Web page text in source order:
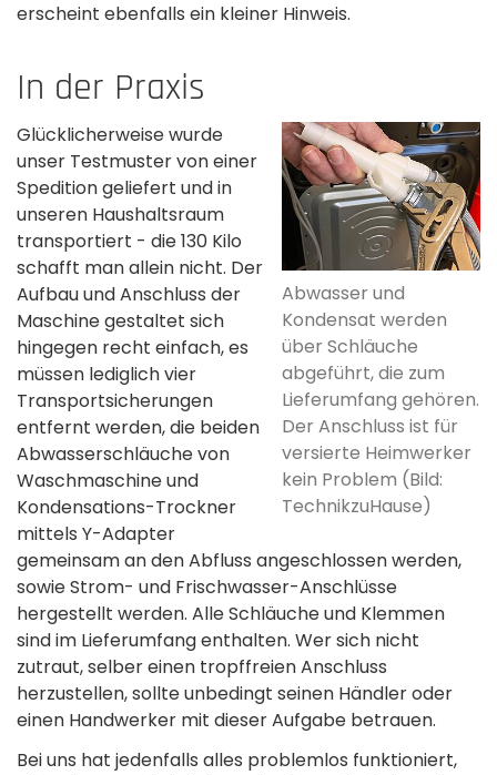
erscheint ebenfalls ein kleiner Hinweis.
In der Praxis
Abwasser und
Kondensat werden
über Schläuche
abgeführt, die zum
Lieferumfang gehören.
Der Anschluss ist für
versierte Heimwerker
kein Problem (Bild:
TechnikzuHause)
Glücklicherweise wurde
unser Testmuster von einer
Spedition geliefert und in
unseren Haushaltsraum
transportiert - die 130 Kilo
schafft man allein nicht. Der
Aufbau und Anschluss der
Maschine gestaltet sich
hingegen recht einfach, es
müssen lediglich vier
Transportsicherungen
entfernt werden, die beiden
Abwasserschläuche von
Waschmaschine und
Kondensations-Trockner
mittels Y-Adapter
gemeinsam an den Abfluss angeschlossen werden,
sowie Strom- und Frischwasser-Anschlüsse
hergestellt werden. Alle Schläuche und Klemmen
sind im Lieferumfang enthalten. Wer sich nicht
zutraut, selber einen tropffreien Anschluss
herzustellen, sollte unbedingt seinen Händler oder
einen Handwerker mit dieser Aufgabe betrauen.
Bei uns hat jedenfalls alles problemlos funktioniert,